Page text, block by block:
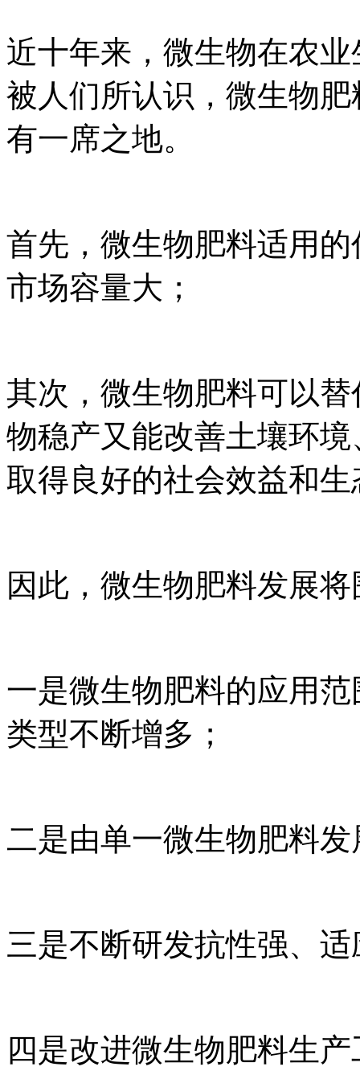
近十年来，微生物在农
被人们所认识，微生物
有一席之地。
首先，微生物肥料适用
市场容量大；
其次，微生物肥料可以
物稳产又能改善土壤环
取得良好的社会效益和
因此，微生物肥料发展
一是微生物肥料的应用
类型不断增多；
二是由单一微生物肥料
三是不断研发抗性强、
四是改进微生物肥料生